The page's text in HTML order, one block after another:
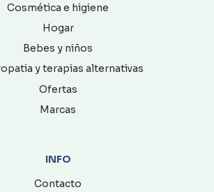
Cosmética e higiene
Hogar
Bebes y niños
y terapias alternativas
Ofertas
Marcas
INFO
Contacto